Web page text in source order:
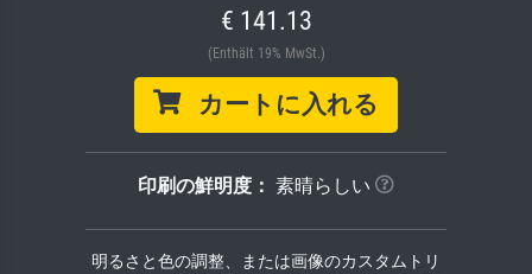
€ 141.13
(Enthält 19% MwSt.)
カートに入れる
印刷の鮮明度： 素晴らしい
明るさと色の調整、または画像のカスタムトリ